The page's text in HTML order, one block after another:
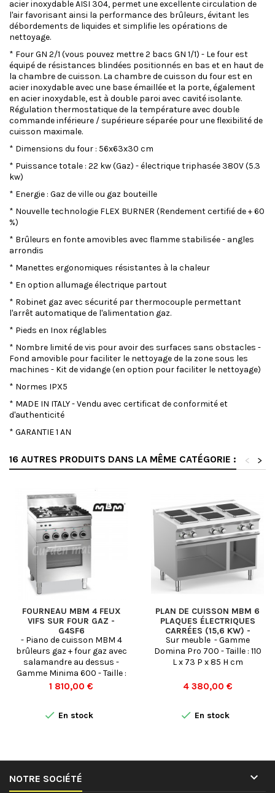
acier inoxydable AISI 304, permet une excellente circulation de
l'air favorisant ainsi la performance des brûleurs, évitant les
débordements de liquides et simplifie les opérations de
nettoyage.
* Four GN 2/1 (vous pouvez mettre 2 bacs GN 1/1) - Le four est
équipé de résistances blindées positionnés en bas et en haut de
la chambre de cuisson. La chambre de cuisson du four est en
acier inoxydable avec une base émaillée et la porte, également
en acier inoxydable, est à double paroi avec cavité isolante.
Régulation thermostatique de la température avec double
commande inférieure / supérieure séparée pour une flexibilité de
cuisson maximale.
* Dimensions du four : 56x63x30 cm
* Puissance totale : 22 kw (Gaz) - électrique triphasée 380V (5.3
kw)
* Energie : Gaz de ville ou gaz bouteille
* Nouvelle technologie FLEX BURNER (Rendement certifié de + 60
%)
* Brûleurs en fonte amovibles avec flamme stabilisée - angles
arrondis
* Manettes ergonomiques résistantes à la chaleur
* En option allumage électrique partout
* Robinet gaz avec sécurité par thermocouple permettant
l'arrêt automatique de l'alimentation gaz.
* Pieds en Inox réglables
* Nombre limité de vis pour avoir des surfaces sans obstacles -
Fond amovible pour faciliter le nettoyage de la zone sous les
machines - Kit de vidange (en option pour faciliter le nettoyage)
* Normes IPX5
* MADE IN ITALY - Vendu avec certificat de conformité et
d'authenticité
* GARANTIE 1 AN
16 AUTRES PRODUITS DANS LA MÊME CATÉGORIE : >
<
FOURNEAU MBM 4 FEUX
VIFS SUR FOUR GAZ -
G4SF6
- Piano de cuisson MBM 4
brûleurs gaz + four gaz avec
salamandre au dessus -
Gamme Minima 600 - Taille :
60 L x 60 P x 85 H cm
Prix
1 810,00 €
 En stock
PLAN DE CUISSON MBM 6
PLAQUES ÉLECTRIQUES
CARRÉES (15,6 KW) -
PQ711A
Sur meuble - Gamme
Domina Pro 700 - Taille : 110
L x 73 P x 85 H cm
Prix
4 380,00 €
 En stock
NOTRE SOCIÉTÉ 